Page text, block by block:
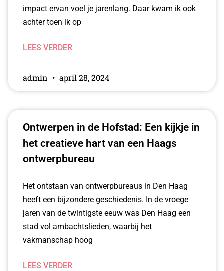
impact ervan voel je jarenlang. Daar kwam ik ook
achter toen ik op
LEES VERDER
admin april 28, 2024
Ontwerpen in de Hofstad: Een kijkje in
het creatieve hart van een Haags
ontwerpbureau
Het ontstaan van ontwerpbureaus in Den Haag
heeft een bijzondere geschiedenis. In de vroege
jaren van de twintigste eeuw was Den Haag een
stad vol ambachtslieden, waarbij het
vakmanschap hoog
LEES VERDER